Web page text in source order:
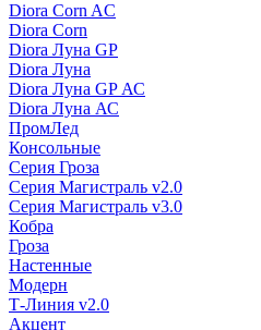
Diora Corn AC
Diora Corn
Diora Луна GP
Diora Луна
Diora Луна GP АС
Diora Луна АС
ПромЛед
Консольные
Серия Гроза
Серия Магистраль v2.0
Серия Магистраль v3.0
Кобра
Гроза
Настенные
Модерн
Т-Линия v2.0
Акцент